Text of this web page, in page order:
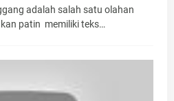
adalah salah satu olahan
patin memiliki teks…